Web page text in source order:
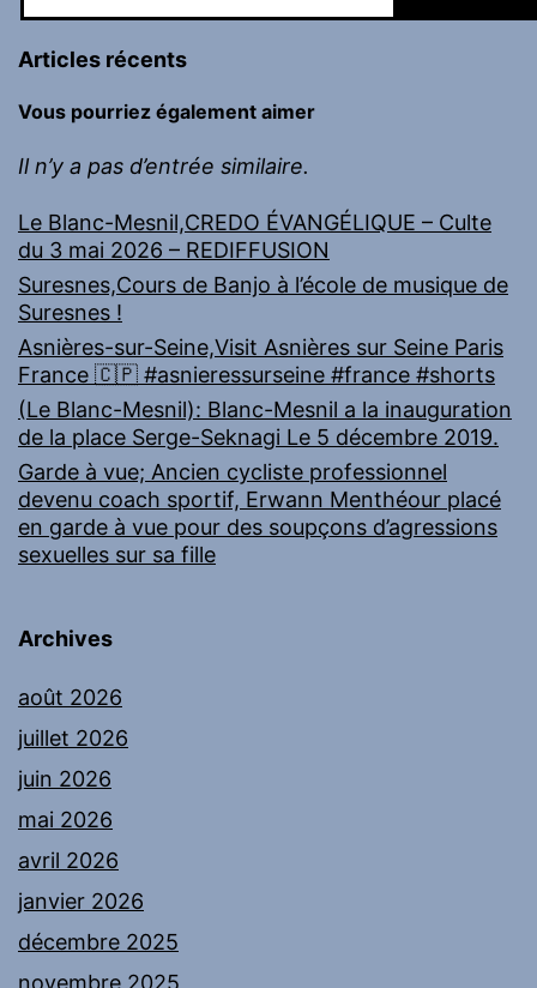
Articles récents
Vous pourriez également aimer
Il n’y a pas d’entrée similaire.
Le Blanc-Mesnil,CREDO ÉVANGÉLIQUE – Culte
du 3 mai 2026 – REDIFFUSION
Suresnes,Cours de Banjo à l’école de musique de
Suresnes !
Asnières-sur-Seine,Visit Asnières sur Seine Paris
France 🇨🇵 #asnieressurseine #france #shorts
(Le Blanc-Mesnil): Blanc-Mesnil a la inauguration
de la place Serge-Seknagi Le 5 décembre 2019.
Garde à vue; Ancien cycliste professionnel
devenu coach sportif, Erwann Menthéour placé
en garde à vue pour des soupçons d’agressions
sexuelles sur sa fille
Archives
août 2026
juillet 2026
juin 2026
mai 2026
avril 2026
janvier 2026
décembre 2025
novembre 2025